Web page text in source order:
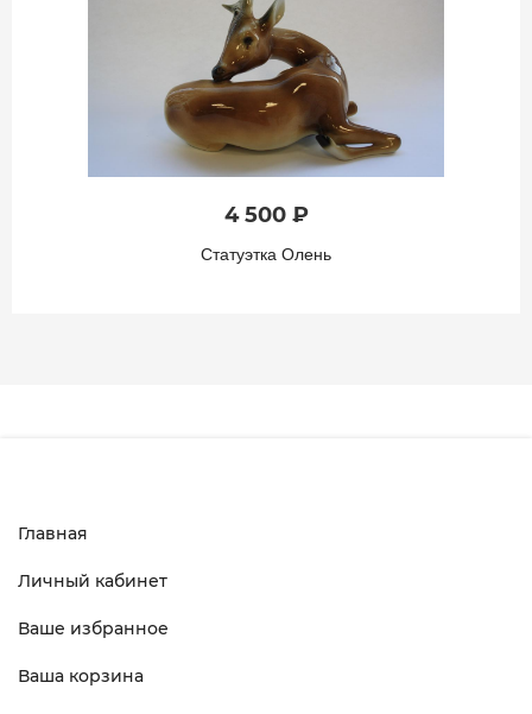
4 500 ₽
Статуэтка Олень
Главная
Личный кабинет
Ваше избранное
Ваша корзина